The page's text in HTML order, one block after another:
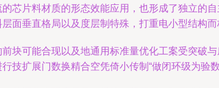
芯片料材质的形态效能应用，也形成了独立的
面垂直格局以及度层制特殊，打重电小型结构
块可能合现以及地通用标准量优化工案受突破
技扩展门数换精合空凭倚小传制“做闭环级为验